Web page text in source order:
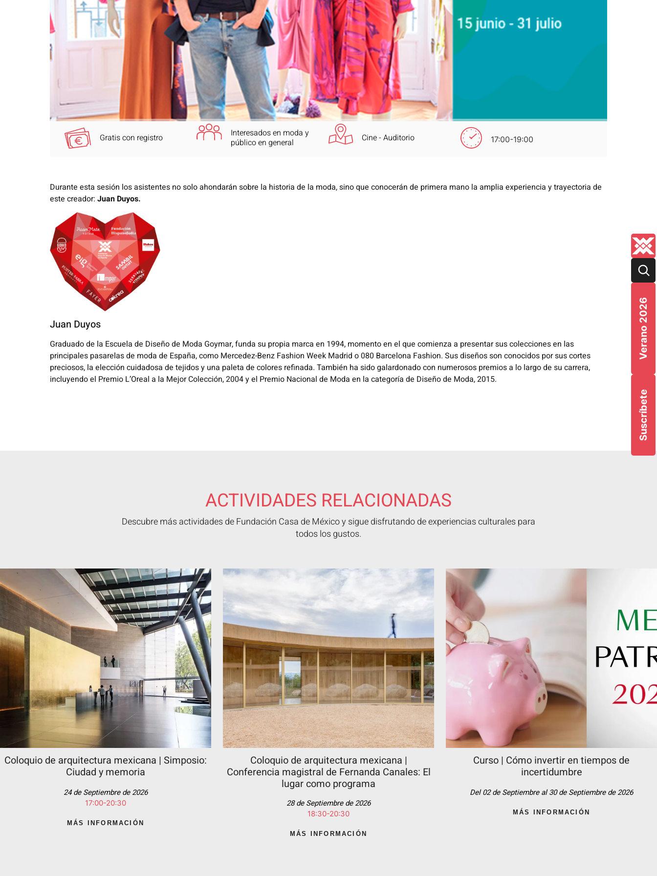
Suscríbete
Verano 2026
Gratis con registro
Interesados en moda y
público en general
Cine - Auditorio 17:00-19:00
Durante esta sesión los asistentes no solo ahondarán sobre la historia de la moda, sino que conocerán de primera mano la amplia experiencia y trayectoria de
este creador: Juan Duyos.
Juan Duyos
Graduado de la Escuela de Diseño de Moda Goymar, funda su propia marca en 1994, momento en el que comienza a presentar sus colecciones en las
principales pasarelas de moda de España, como Mercedez-Benz Fashion Week Madrid o 080 Barcelona Fashion. Sus diseños son conocidos por sus cortes
preciosos, la elección cuidadosa de tejidos y una paleta de colores refinada. También ha sido galardonado con numerosos premios a lo largo de su carrera,
incluyendo el Premio L’Oreal a la Mejor Colección, 2004 y el Premio Nacional de Moda en la categoría de Diseño de Moda, 2015.
ACTIVIDADES RELACIONADAS
Descubre más actividades de Fundación Casa de México y sigue disfrutando de experiencias culturales para
todos los gustos.
Coloquio de arquitectura mexicana | Simposio:
Ciudad y memoria
24 de Septiembre de 2026
17:00-20:30
MÁS INFORMACIÓN
Coloquio de arquitectura mexicana |
Conferencia magistral de Fernanda Canales: El
lugar como programa
28 de Septiembre de 2026
18:30-20:30
MÁS INFORMACIÓN
Curso | Cómo invertir en tiempos de
incertidumbre
Del 02 de Septiembre al 30 de Septiembre de 2026
MÁS INFORMACIÓN